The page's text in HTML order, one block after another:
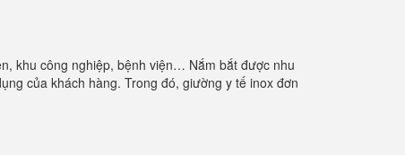
khu công nghiệp, bệnh viện… Nắm bắt được nhu
của khách hàng. Trong đó, giường y tế inox đơn